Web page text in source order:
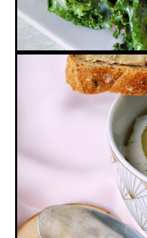
VELOUTÉ CHOU-
CUMIN